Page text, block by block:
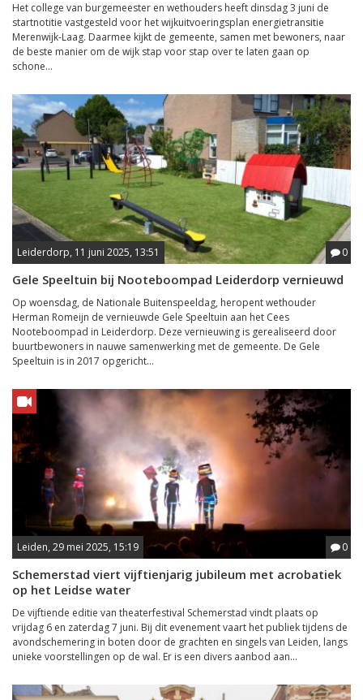
Het college van burgemeester en wethouders heeft dinsdag 3 juni de
startnotitie vastgesteld voor het wijkuitvoeringsplan energietransitie
Merenwijk-Laag. Daarmee kijkt de gemeente, samen met bewoners, naar
de beste manier om de wijk stap voor stap over te laten gaan op
schone...
Leiderdorp, 11 juni 2025, 13:51 0
Gele Speeltuin bij Nooteboompad Leiderdorp vernieuwd
Op woensdag, de Nationale Buitenspeeldag, heropent wethouder
Herman Romeijn de vernieuwde Gele Speeltuin aan het Cees
Nooteboompad in Leiderdorp. Deze vernieuwing is gerealiseerd door
buurtbewoners in nauwe samenwerking met de gemeente. De Gele
Speeltuin is in 2017 opgericht...
Leiden, 29 mei 2025, 15:19 0
Schemerstad viert vijftienjarig jubileum met acrobatiek
op het Leidse water
De vijftiende editie van theaterfestival Schemerstad vindt plaats op
vrijdag 6 en zaterdag 7 juni. Bij dit evenement vaart het publiek tijdens de
avondschemering in boten door de grachten en singels van Leiden, langs
unieke voorstellingen op de wal. Er is een divers aanbod aan...